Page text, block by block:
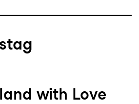
with Love